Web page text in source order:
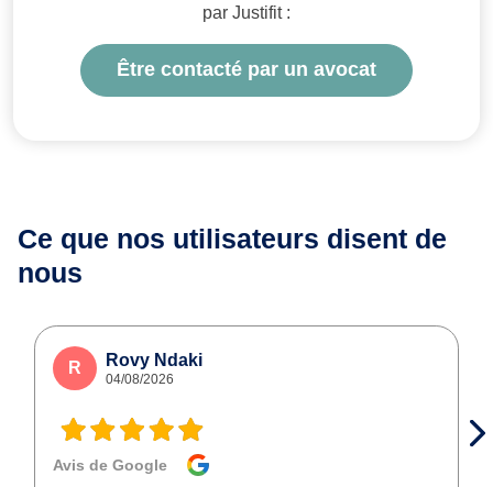
par Justifit :
Être contacté par un avocat
Ce que nos utilisateurs disent de
nous
R Rovy Ndaki
04/08/2026
Avis de Google